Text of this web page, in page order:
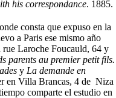
his correspondance. 1885.
consta que expuso en la
a Paris ese mismo año
Laroche Foucauld, 64 y
parents au premier petit fils.
y La demande en
en Villa Brancas, 4 de Niza
comparte el estudio en